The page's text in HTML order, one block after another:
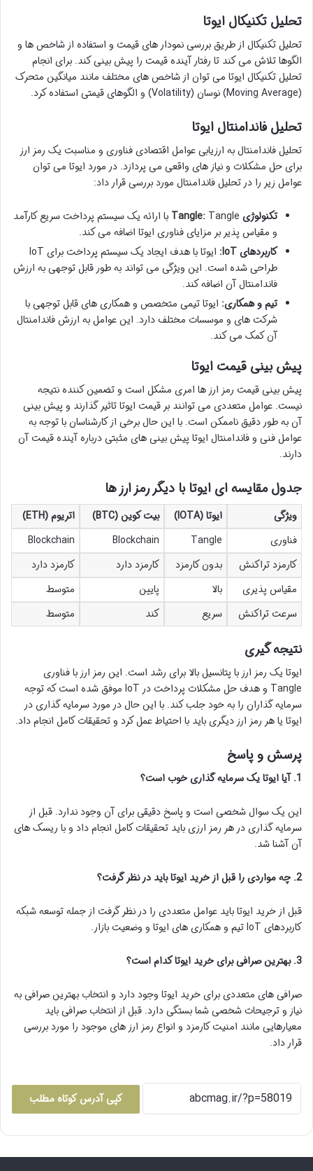
تحلیل تکنیکال ایوتا
تحلیل تکنیکال از طریق بررسی نمودار های قیمت و استفاده از شاخص ها و
الگوها تلاش می کند تا رفتار آینده قیمت را پیش بینی کند. برای انجام
تحلیل تکنیکال ایوتا می توان از شاخص های مختلف مانند میانگین متحرک
(Moving Average) نوسان (Volatility) و الگوهای قیمتی استفاده کرد.
تحلیل فاندامنتال ایوتا
تحلیل فاندامنتال به ارزیابی عوامل اقتصادی فناوری و مناسبت یک رمز ارز
برای حل مشکلات و نیاز های واقعی می پردازد. در مورد ایوتا می توان
عوامل زیر را در تحلیل فاندامنتال مورد بررسی قرار داد:
تکنولوژی Tangle:
Tangle با ارائه یک سیستم پرداخت سریع کارآمد
و مقیاس پذیر بر مزایای فناوری ایوتا اضافه می کند.
کاربردهای IoT:
ایوتا با هدف ایجاد یک سیستم پرداخت برای IoT
طراحی شده است. این ویژگی می تواند به طور قابل توجهی به ارزش
فاندامنتال آن اضافه کند.
تیم و همکاری: ایوتا تیمی متخصص و همکاری های قابل توجهی با
شرکت های و موسسات مختلف دارد. این عوامل به ارزش فاندامنتال
آن کمک می کند.
پیش بینی قیمت ایوتا
پیش بینی قیمت رمز ارز ها امری مشکل است و تضمین کننده نتیجه
نیست. عوامل متعددی می توانند بر قیمت ایوتا تاثیر گذارند و پیش بینی
آن به طور دقیق ناممکن است. با این حال برخی از کارشناسان با توجه به
عوامل فنی و فاندامنتال ایوتا پیش بینی های مثبتی درباره آینده قیمت آن
دارند.
جدول مقایسه ای ایوتا با دیگر رمز ارز ها
ویژگی ایوتا (IOTA) بیت کوین (BTC)
اتریوم (ETH)
فناوری
Tangle
Blockchain
Blockchain
کارمزد تراکنش
بدون کارمزد کارمزد دارد
کارمزد دارد
مقیاس پذیری
بالا پایین
متوسط
سرعت تراکنش
سریع کند متوسط
نتیجه گیری
ایوتا یک رمز ارز با پتانسیل بالا برای رشد است. این رمز ارز با فناوری
Tangle و هدف حل مشکلات پرداخت در IoT موفق شده است که توجه
سرمایه گذاران را به خود جلب کند. با این حال در مورد سرمایه گذاری در
ایوتا یا هر رمز ارز دیگری باید با احتیاط عمل کرد و تحقیقات کامل انجام داد.
پرسش و پاسخ
1. آیا ایوتا یک سرمایه گذاری خوب است؟
این یک سوال شخصی است و پاسخ دقیقی برای آن وجود ندارد. قبل از
سرمایه گذاری در هر رمز ارزی باید تحقیقات کامل انجام داد و با ریسک های
آن آشنا شد.
2. چه مواردی را قبل از خرید ایوتا باید در نظر گرفت؟
قبل از خرید ایوتا باید عوامل متعددی را در نظر گرفت از جمله توسعه شبکه
کاربردهای IoT تیم و همکاری های ایوتا و وضعیت بازار.
3. بهترین صرافی برای خرید ایوتا کدام است؟
صرافی های متعددی برای خرید ایوتا وجود دارد و انتخاب بهترین صرافی به
نیاز و ترجیحات شخصی شما بستگی دارد. قبل از انتخاب صرافی باید
معیارهایی مانند امنیت کارمزد و انواع رمز ارز های موجود را مورد بررسی
قرار داد.
کپی آدرس کوتاه مطلب